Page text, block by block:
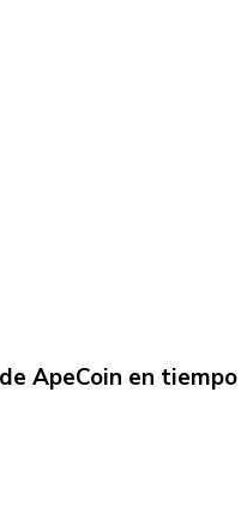
ApeCoin en tiempo